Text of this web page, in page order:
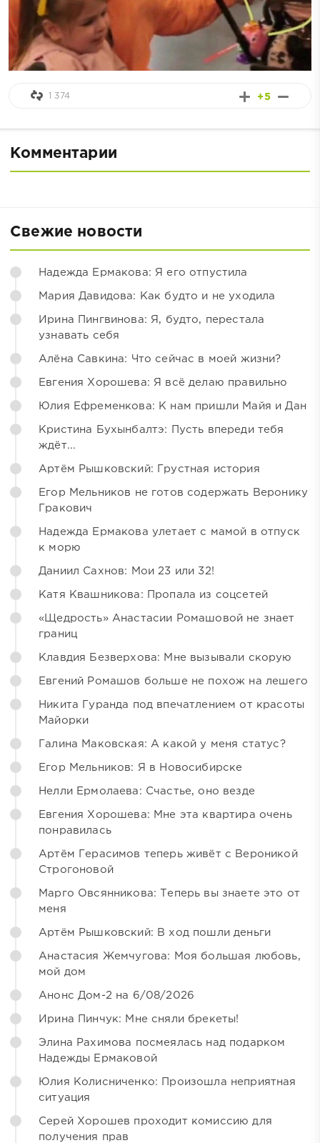
+5
1 374
Комментарии
Свежие новости
Надежда Ермакова: Я его отпустила
Мария Давидова: Как будто и не уходила
Ирина Пингвинова: Я, будто, перестала
узнавать себя
Алёна Савкина: Что сейчас в моей жизни?
Евгения Хорошева: Я всё делаю правильно
Юлия Ефременкова: К нам пришли Майя и Дан
Кристина Бухынбалтэ: Пусть впереди тебя
ждёт...
Артём Рышковский: Грустная история
Егор Мельников не готов содержать Веронику
Гракович
Надежда Ермакова улетает с мамой в отпуск
к морю
Даниил Сахнов: Мои 23 или 32!
Катя Квашникова: Пропала из соцсетей
«Щедрость» Анастасии Ромашовой не знает
границ
Клавдия Безверхова: Мне вызывали скорую
Евгений Ромашов больше не похож на лешего
Никита Гуранда под впечатлением от красоты
Майорки
Галина Маковская: А какой у меня статус?
Егор Мельников: Я в Новосибирске
Нелли Ермолаева: Счастье, оно везде
Евгения Хорошева: Мне эта квартира очень
понравилась
Артём Герасимов теперь живёт с Вероникой
Строгоновой
Марго Овсянникова: Теперь вы знаете это от
меня
Артём Рышковский: В ход пошли деньги
Анастасия Жемчугова: Моя большая любовь,
мой дом
Анонс Дом-2 на 6/08/2026
Ирина Пинчук: Мне сняли брекеты!
Элина Рахимова посмеялась над подарком
Надежды Ермаковой
Юлия Колисниченко: Произошла неприятная
ситуация
Серей Хорошев проходит комиссию для
получения прав